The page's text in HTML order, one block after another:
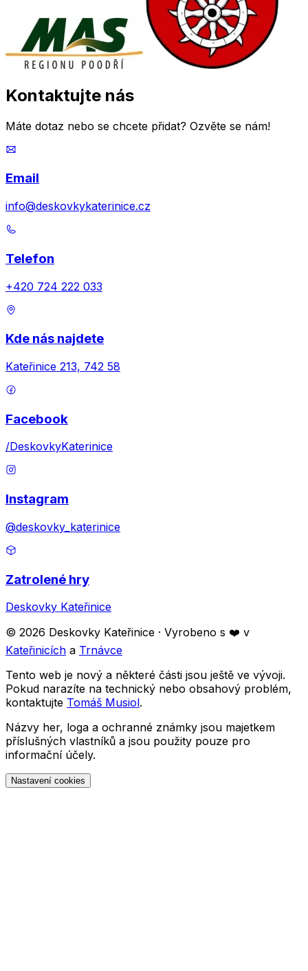
Kontaktujte nás
Máte dotaz nebo se chcete přidat? Ozvěte se nám!
Email
info@deskovkykaterinice.cz
Telefon
+420 724 222 033
Kde nás najdete
Kateřinice 213, 742 58
Facebook
/DeskovkyKaterinice
Instagram
@deskovky_katerinice
Zatrolené hry
Deskovky Kateřinice
© 2026 Deskovky Kateřinice · Vyrobeno s ❤️ v
Kateřinicích a Trnávce
Tento web je nový a některé části jsou ještě ve vývoji.
Pokud narazíte na technický nebo obsahový problém,
kontaktujte Tomáš Musiol.
Názvy her, loga a ochranné známky jsou majetkem
příslušných vlastníků a jsou použity pouze pro
informační účely.
Nastavení cookies